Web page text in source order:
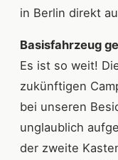
in Berlin direkt
Basisfahrzeug
Es ist so weit!
zukünftigen
bei unseren
unglaublich
der zweite